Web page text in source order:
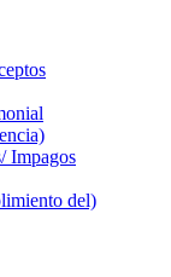
Impagos
del)